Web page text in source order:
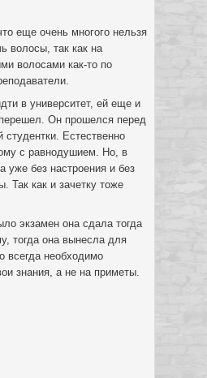
еще очень многого нельзя
волосы, так как на
волосами как-то по
в университет, ей еще и
Он прошелся перед
Естественно
с равнодушием. Но, в
уже без настроения и без
Так как и зачетку тоже
экзамен она сдала тогда
тогда она вынесла для
всегда необходимо
знания, а не на приметы.